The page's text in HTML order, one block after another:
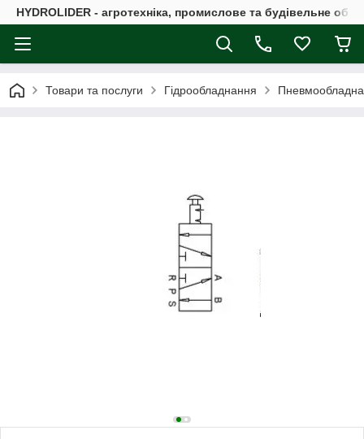
HYDROLIDER - агротехніка, промислове та будівельне
Товари та послуги Гідрообладнання